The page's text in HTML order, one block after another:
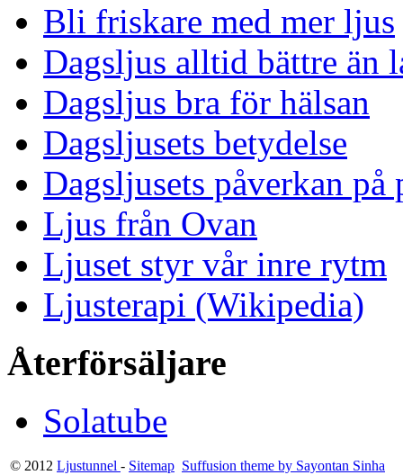
Bli friskare med mer ljus
Dagsljus alltid bättre än
Dagsljus bra för hälsan
Dagsljusets betydelse
Dagsljusets påverkan på
Ljus från Ovan
Ljuset styr vår inre rytm
Ljusterapi (Wikipedia)
Återförsäljare
Solatube
© 2012 Ljustunnel - Sitemap Suffusion theme by Sayontan Sinha